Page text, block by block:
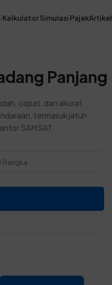
Kalkulator Simulasi PajakArtikel
Panjang
cepat, dan akurat.
termasuk jatuh
SAMSAT.